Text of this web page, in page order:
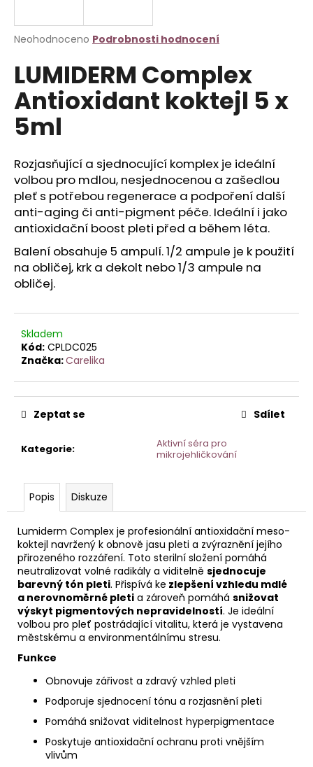
Průměrné
produktu
je
0,0
z
5
hvězdiček.
Neohodnoceno Podrobnosti hodnocení
LUMIDERM Complex
Antioxidant koktejl 5 x
5ml
Rozjasňující a sjednocující komplex je ideální
volbou pro mdlou, nesjednocenou a zašedlou
pleť s potřebou regenerace a podpoření další
anti-aging či anti-pigment péče. Ideální i jako
antioxidační boost pleti před a během léta.
Balení obsahuje 5 ampulí. 1/2 ampule je k použití
na obličej, krk a dekolt nebo 1/3 ampule na
obličej.
Skladem
Kód: CPLDC025
Značka:Carelika
Kategorie:
Aktivní séra pro
mikrojehličkování
Zeptat se Sdílet
Popis Diskuze
Lumiderm Complex je profesionální antioxidační meso-
koktejl navržený k obnově jasu pleti a zvýraznění jejího
přirozeného rozzáření. Toto sterilní složení pomáhá
neutralizovat volné radikály a viditelně sjednocuje
barevný tón pleti. Přispívá ke zlepšení vzhledu mdlé
a nerovnoměrné pleti a zároveň pomáhá snižovat
výskyt pigmentových nepravidelností. Je ideální
volbou pro pleť postrádající vitalitu, která je vystavena
městskému a environmentálnímu stresu.
Funkce
Obnovuje zářivost a zdravý vzhled pleti
Podporuje sjednocení tónu a rozjasnění pleti
Pomáhá snižovat viditelnost hyperpigmentace
Poskytuje antioxidační ochranu proti vnějším
vlivům
j
t
?
HLEDAT
D
o
p
o
r
č
u
e
m
e
STEM
CELL
PRO
CITLIVOU
PLEŤ
50ML
HOME